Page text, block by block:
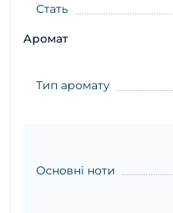
Стать
Аромат
Тип аромату
Основні ноти